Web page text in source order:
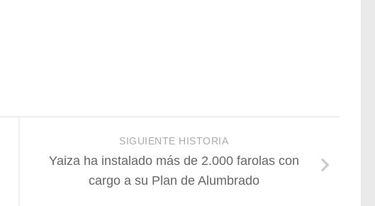
SIGUIENTE HISTORIA
Yaiza ha instalado más de 2.000 farolas con
cargo a su Plan de Alumbrado